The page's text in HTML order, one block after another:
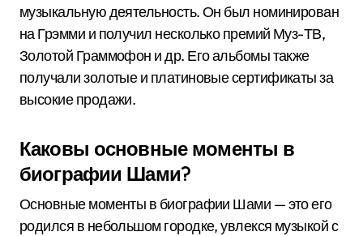
музыкальную деятельность. Он был номинирован
на Грэмми и получил несколько премий Муз-ТВ,
Золотой Граммофон и др. Его альбомы также
получали золотые и платиновые сертификаты за
высокие продажи.
Каковы основные моменты в
биографии Шами?
Основные моменты в биографии Шами — это его
родился в небольшом городке, увлекся музыкой с